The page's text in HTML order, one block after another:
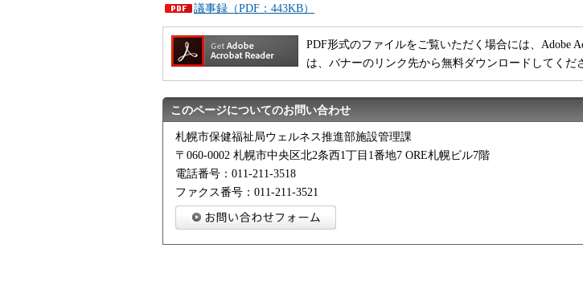
議事録（PDF：443KB）
PDF形式のファイルをご覧いただく場合には、Adobe
は、バナーのリンク先から無料ダウンロードしてくだ
このページについてのお問い合わせ
札幌市保健福祉局ウェルネス推進部施設管理課
〒060-0002 札幌市中央区北2条西1丁目1番地7 ORE札幌ビル7階
電話番号：011-211-3518
ファクス番号：011-211-3521